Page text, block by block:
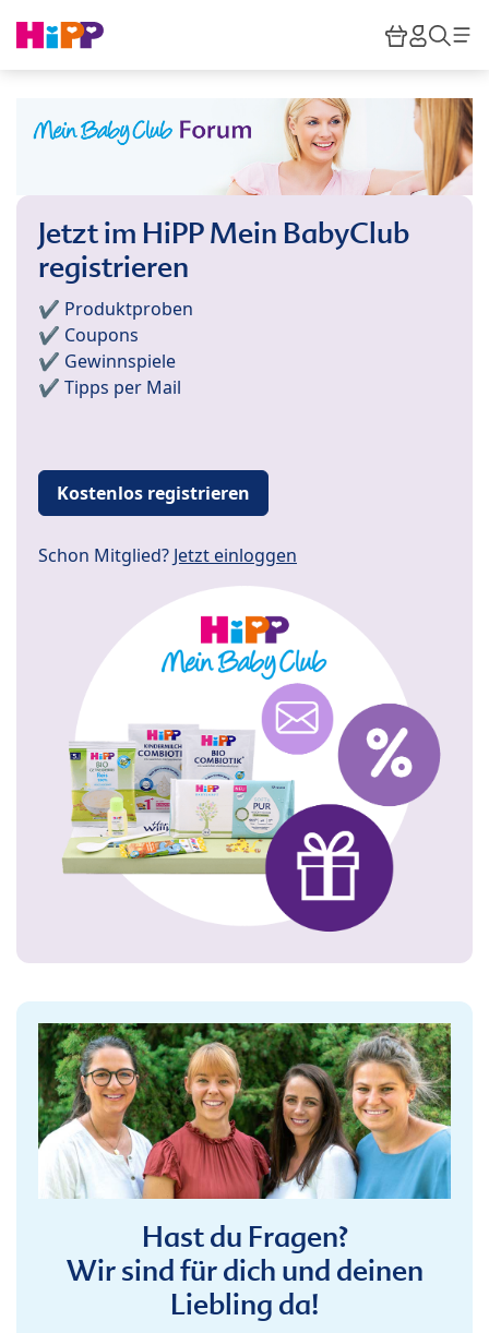
HiPP
Jetzt im HiPP Mein BabyClub
registrieren
✔️ Produktproben
✔️ Coupons
✔️ Gewinnspiele
✔️ Tipps per Mail
Kostenlos registrieren
Schon Mitglied? Jetzt einloggen
Hast du Fragen?
Wir sind für dich und deinen
Liebling da!